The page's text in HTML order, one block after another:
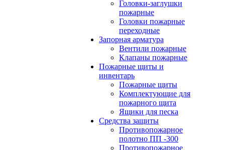
Головки-заглушки
пожарные
Головки пожарные
переходные
Запорная арматура
Вентили пожарные
Клапаны пожарные
Пожарные щиты и
инвентарь
Пожарные щиты
Комплектующие для
пожарного щита
Ящики для песка
Средства защиты
Противопожарное
полотно ПП -300
Противопожарное